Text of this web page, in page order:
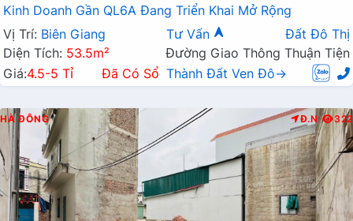
Kinh Doanh Gần QL6A Đang Triển Khai Mở Rộng
Vị Trí: Biên Giang Tư Vấn
Đất Đô Thị
Diện Tích: 53.5m²
Đường Giao Thông Thuận Tiện
Giá:4.5-5 Tỉ Đã Có Sổ Thành Đất Ven Đô→
HÀ ĐÔNG Đ.N 322